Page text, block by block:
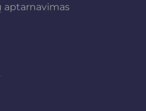
aptarnavimas